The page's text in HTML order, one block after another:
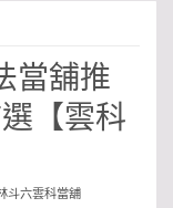
當舖推
【雲科
斗六雲科當舖